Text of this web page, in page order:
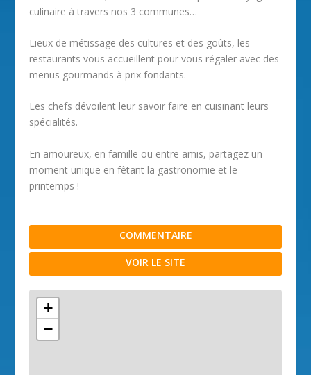
culinaire à travers nos 3 communes…
Lieux de métissage des cultures et des goûts, les
restaurants vous accueillent pour vous régaler avec des
menus gourmands à prix fondants.
Les chefs dévoilent leur savoir faire en cuisinant leurs
spécialités.
En amoureux, en famille ou entre amis, partagez un
moment unique en fêtant la gastronomie et le
printemps !
COMMENTAIRE
VOIR LE SITE
+
−